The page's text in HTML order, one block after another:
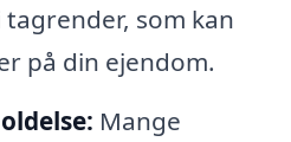
som kan
på din ejendom.
Mange